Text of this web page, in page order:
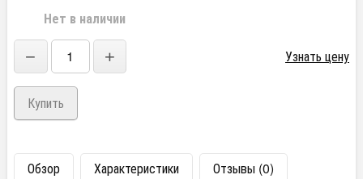
Нет в наличии
− + Узнать цену
Обзор Характеристики
Отзывы (0)